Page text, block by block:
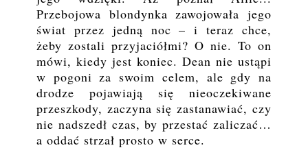
Przebojowa blondynka zawojowała jego
świat przez jedną noc – i teraz chce,
żeby zostali przyjaciółmi? O nie. To on
mówi, kiedy jest koniec. Dean nie ustąpi
w pogoni za swoim celem, ale gdy na
drodze pojawiają się nieoczekiwane
przeszkody, zaczyna się zastanawiać, czy
nie nadszedł czas, by przestać zaliczać…
a oddać strzał prosto w serce.